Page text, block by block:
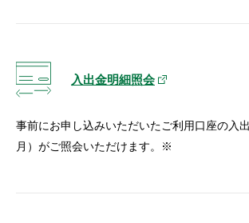
入出金明細照会
事前にお申し込みいただいたご利用口座の入
月）がご照会いただけます。※